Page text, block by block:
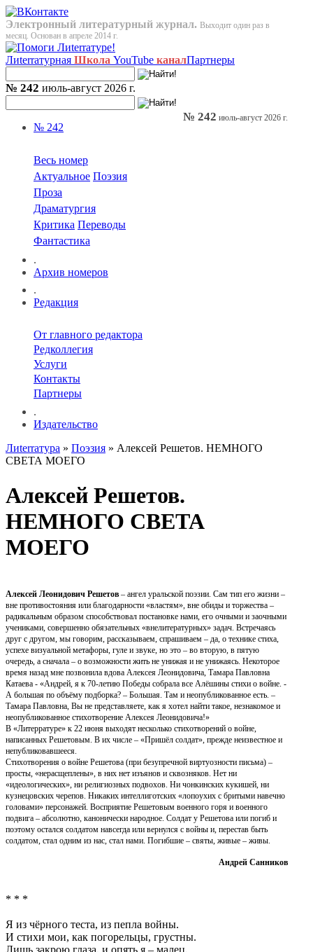
Электронный литературный журнал. Выходит один раз в
месяц. Основан в апреле 2014 г.
Лиterraтурная Школа YouTube каналПартнеры
№ 242 июль-август 2026 г.
№ 242
Весь номер
Актуальное Поэзия
Проза
Драматургия
Критика Переводы
Фантастика
.
Архив номеров
.
Редакция
От главного редактора
Редколлегия
Услуги
Контакты
Партнеры
.
Издательство
№ 242 июль-август 2026 г.
Лиterraтура » Поэзия » Алексей Решетов. НЕМНОГО
СВЕТА МОЕГО
Алексей Решетов.
НЕМНОГО СВЕТА
МОЕГО
Алексей Леонидович Решетов – ангел уральской поэзии. Сам тип его жизни –
вне противостояния или благодарности «властям», вне обиды и торжества –
радикальным образом способствовал постановке нами, его очными и заочными
учениками, совершенно обязательных «внелитературных» задач. Встречаясь
друг с другом, мы говорим, рассказываем, спрашиваем – да, о технике стиха,
успехе визуальной метафоры, гуле и звуке, но это – во вторую, в пятую
очередь, а сначала – о возможности жить не унижая и не унижаясь. Некоторое
время назад мне позвонила вдова Алексея Леонидовича, Тамара Павловна
Катаева - «Андрей, я к 70-летию Победы собрала все Алёшины стихи о войне. -
А большая по объёму подборка? – Большая. Там и неопубликованное есть. –
Тамара Павловна, Вы не представляете, как я хотел найти такое, незнакомое и
неопубликованное стихотворение Алексея Леонидовича!»
В «Литерратуре» к 22 июня выходят несколько стихотворений о войне,
написанных Решетовым. В их числе – «Пришёл солдат», прежде неизвестное и
непубликовавшееся.
Стихотворения о войне Решетова (при безупречной виртуозности письма) –
просты, «нерасщеплены», в них нет изъянов и сквозняков. Нет ни
«идеологических», ни религиозных подвохов. Ни чонкинских кукишей, ни
кузнецовских черепов. Никаких интеллиготских «лопоухих с бритыми навечно
головами» персонажей. Восприятие Решетовым военного горя и военного
подвига – абсолютно, канонически народное. Солдат у Решетова или погиб и
поэтому остался солдатом навсегда или вернулся с войны и, перестав быть
солдатом, стал одним из нас, стал нами. Погибшие – святы, живые – живы.
Андрей Санников
* * *
Я из чёрного теста, из пепла войны.
И стихи мои, как погорельцы, грустны.
Лишь закрою глаза, и опять я – малец,